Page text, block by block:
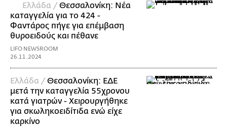
Ελλάδα /Θεσσαλονίκη: Νέα
καταγγελία για το 424 -
Φαντάρος πήγε για επέμβαση
θυροειδούς και πέθανε
LIFO NEWSROOM
26.11.2024
Ελλάδα /Θεσσαλονίκη: ΕΔΕ
μετά την καταγγελία 55χρονου
κατά γιατρών - Χειρουργήθηκε
για σκωληκοειδίτιδα ενώ είχε
καρκίνο